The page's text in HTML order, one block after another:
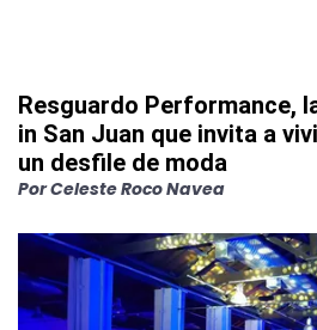
Resguardo Performance,
in San Juan que invita a
un desfile de moda
PorCeleste Roco Navea